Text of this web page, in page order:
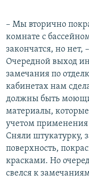
– Мы вторично
комнате с
закончатся, но нет,
Очередной выход
замечания по
кабинетах нам
должны быть
материалы,
учетом
Сняли штукатурку,
поверхность,
красками. Но
свелся к